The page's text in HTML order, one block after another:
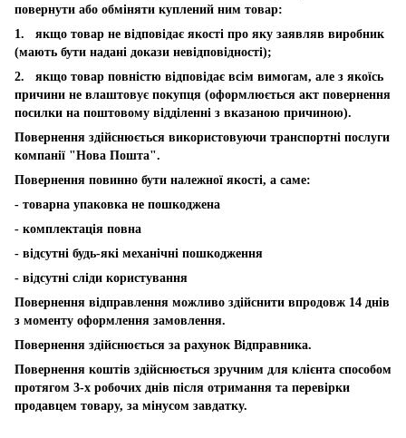
повернути або обміняти куплений ним товар:
1. якщо товар не відповідає якості про яку заявляв виробник
(мають бути надані докази невідповідності);
2. якщо товар повністю відповідає всім вимогам, але з якоїсь
причини не влаштовує покупця (оформлюється акт повернення
посилки на поштовому відділенні з вказаною причиною).
Повернення здійснюється використовуючи транспортні послуги
компанії "Нова Пошта".
Повернення повинно бути належної якості, а саме:
- товарна упаковка не пошкоджена
- комплектація повна
- відсутні будь-які механічні пошкодження
- відсутні сліди користування
Повернення відправлення можливо здійснити впродовж 14 днів
з моменту оформлення замовлення.
Повернення здійснюється за рахунок Відправника.
Повернення коштів здійснюється зручним для клієнта способом
протягом 3-х робочих днів після отримання та перевірки
продавцем товару, за мінусом завдатку.